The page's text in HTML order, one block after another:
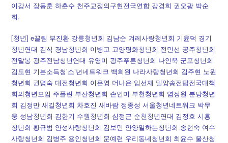
이강서 장동훈 하춘수 천주교정의구현전국연합 강경희 권오광 박순
희.
[청년] e끌림 부진환 강릉청년회 김남순 겨레사랑청년회 기윤덕 경기
청년연대 김식 경남청년회 이병고 고양평화청년회 전민선 공주청년회
전말봉 광주전남청년연대 유영미 광주푸른청년회 나인욱 군포청년회
김도현 기본소득청’소’년네트워크 백희원 나라사랑청년회 김주현 노원
청년회 권명숙 대전청년회 이은영 더나은 임선재 밀양송전탑전국대책
회의청년모임 주플린 부산청년회 손인미 부천청년회 염정원 분당청년
회 김정만 새길청년회 차호진 새바람 정종성 서울청년네트워크 박무
웅 성남청년회 김한기 수원청년회 심정근 순천청년연대 김정호 시흥
청년회 황규범 안성사랑청년회 김보민 안양일하는청년회 송현숙 여수
사랑청년회 김병주 용인청년회 문예련 우리동네청년회 최윤수 울산청